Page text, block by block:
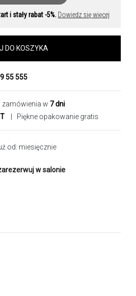
i stały rabat -5%. Dowiedz się więcej
DO KOSZYKA
55 555
w 7 dni
| Piękne opakowanie gratis
od: miesięcznie
w salonie